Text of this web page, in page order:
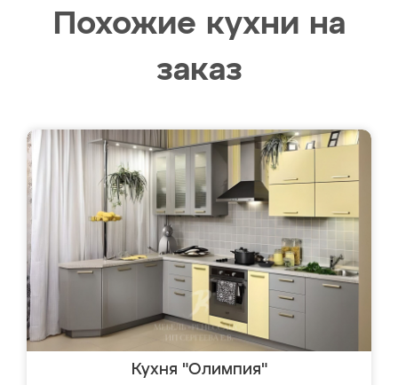
Похожие кухни на
заказ
Кухня "Олимпия"